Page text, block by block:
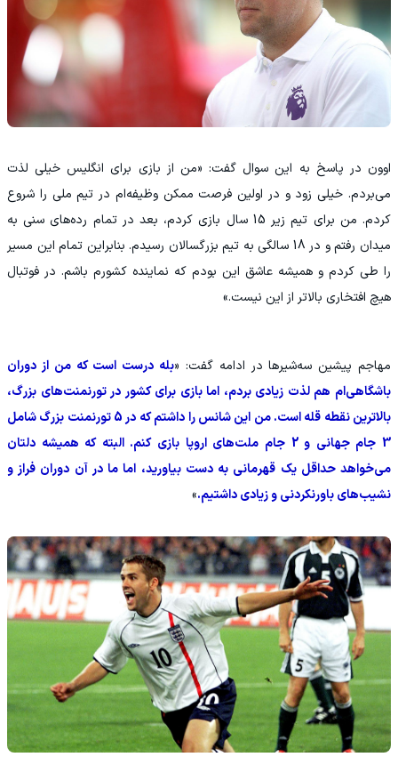
‫اوون در پاسخ به این سوال گفت: «من از بازی برای انگلیس خیلی لذت
می‌بردم. خیلی زود و در اولین فرصت ممکن وظیفه‌ام در تیم ملی را شروع
کردم. من برای تیم زیر 15 سال بازی کردم، بعد در تمام رده‌های سنی به
میدان رفتم و در 18 سالگی به تیم بزرگسالان رسیدم. بنابراین تمام این مسیر
را طی کردم و همیشه عاشق این بودم که نماینده کشورم باشم. در فوتبال
هیچ افتخاری بالاتر از این نیست.»
‫مهاجم پیشین سه‌شیرها در ادامه گفت: «بله درست است که من از دوران
باشگاهی‌ام هم لذت زیادی بردم، اما بازی برای کشور در تورنمنت‌های بزرگ،
بالاترین نقطه قله است. من این شانس را داشتم که در 5 تورنمنت بزرگ شامل
3 جام جهانی و 2 جام ملت‌های اروپا بازی کنم. البته که همیشه دلتان
می‌خواهد حداقل یک قهرمانی به دست بیاورید، اما ما در آن دوران فراز و
نشیب‌های باورنکردنی و زیادی داشتیم.»